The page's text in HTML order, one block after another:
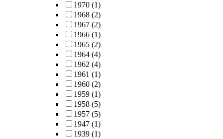
1970 (1)
1968 (2)
1967 (2)
1966 (1)
1965 (2)
1964 (4)
1962 (4)
1961 (1)
1960 (2)
1959 (1)
1958 (5)
1957 (5)
1947 (1)
1939 (1)